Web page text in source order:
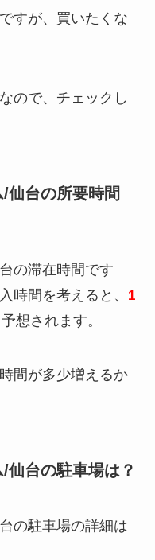
すが、買いたくな
ので、チェックし
仙台の所要時間
の滞在時間です
時間を考えると、 1
想されます。
間が多少増えるか
仙台の駐車場は？
の駐車場の詳細は